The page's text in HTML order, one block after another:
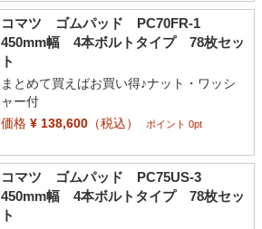
コマツ ゴムパッド PC70FR-1
450mm幅 4本ボルトタイプ 78枚セッ
ト
まとめて買えばお買い得♪ナット・ワッシ
ャー付
価格¥ 138,600（税込） ポイント 0pt
コマツ ゴムパッド PC75US-3
450mm幅 4本ボルトタイプ 78枚セッ
ト